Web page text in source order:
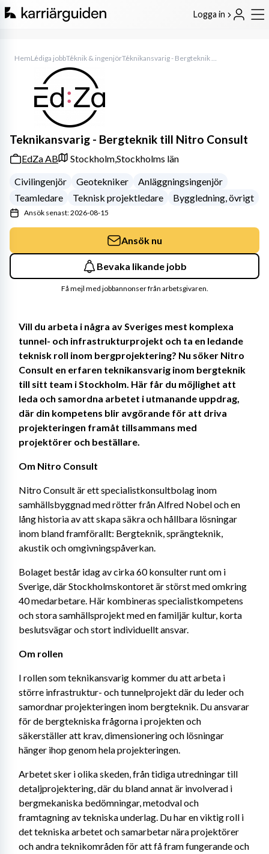
Logga in
HemLediga jobbTeknik & ingenjör Teknikansvarig - Bergteknik till Nitro Consult
Vill du arbeta i några av Sveriges mest komplexa
tunnel- och infrastrukturprojekt och ta en ledande
teknisk roll inom bergprojektering? Nu söker Nitro
Consult en erfaren teknikansvarig inom bergteknik
till sitt team i Stockholm. Här får du möjlighet att
leda och samordna arbetet i utmanande uppdrag,
där din kompetens blir avgörande för att driva
projekteringen framåt tillsammans med
projektörer och beställare.
Om Nitro Consult
Nitro Consult är ett specialistkonsultbolag inom
samhällsbyggnad med rötter från Alfred Nobel och en
lång historia av att skapa säkra och hållbara lösningar
inom bland framförallt: Bergteknik, sprängteknik,
akustik och omgivningspåverkan.
Bolaget består idag av cirka 60 konsulter runt om i
Sverige, där Stockholmskontoret är störst med omkring
40 medarbetare. Här kombineras specialistkompetens
och stora samhällsprojekt med en familjär kultur, korta
beslutsvägar och stort individuellt ansvar.
Om rollen
I rollen som teknikansvarig kommer du att arbeta i
större infrastruktur- och tunnelprojekt där du leder och
samordnar projekteringen inom bergteknik. Du ansvarar
för de bergtekniska frågorna i projekten och
säkerställer att krav, dimensionering och lösningar
hänger ihop genom hela projekteringen.
Arbetet sker i olika skeden, från tidiga utredningar till
detaljprojektering, där du bland annat är involverad i
bergmekaniska bedömningar, metodval och
framtagning av tekniska underlag. Du har en viktig roll i
det tekniska arbetet och samarbetar nära projektörer
och andra teknikområden för att få fram fungerande och
Teknikansvarig - Bergteknik till Nitro Consult
EdZa AB Stockholm,Stockholms län
Civilingenjör
Geotekniker
Anläggningsingenjör
Teamledare
Teknisk projektledare Byggledning, övrigt
Ansök senast: 2026-08-15
Ansök nu
Bevaka likande jobb
Få mejl med jobbannonser från arbetsgivaren.